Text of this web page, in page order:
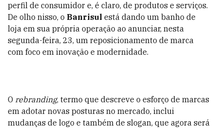
perfil de consumidor e, é claro, de produtos e serviços.
De olho nisso, o Banrisul está dando um banho de
loja em sua própria operação ao anunciar, nesta
segunda-feira, 23, um reposicionamento de marca
com foco em inovação e modernidade.
O rebranding, termo que descreve o esforço de marcas
em adotar novas posturas no mercado, inclui
mudanças de logo e também de slogan, que agora será